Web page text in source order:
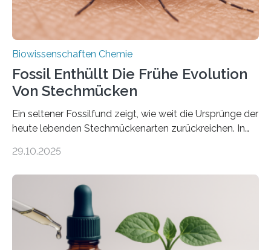
Biowissenschaften Chemie
Fossil Enthüllt Die Frühe Evolution
Von Stechmücken
Ein seltener Fossilfund zeigt, wie weit die Ursprünge der
heute lebenden Stechmückenarten zurückreichen. In
Forschende die bisher älteste bekannte Stechmücken-
Region Kachin in Myanmar und hat sich in
ausgezeichnetem Zustand erhalten. Es konnte als neue
Art einer neuen Gattung beschrieben werden und trägt
nun den Namen Cretosabethes primaevus. Dieser erste
fossile Nachweis einer Stechmückenlarve in Bernstein
29.10.2025